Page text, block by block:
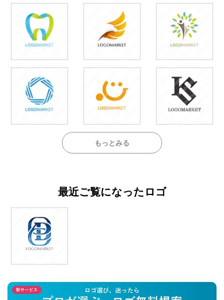
もっとみる
最近ご覧になったロゴ